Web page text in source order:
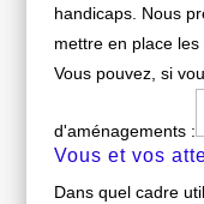
handicaps. Nous
mettre en place les
Vous pouvez, si
d'aménagements :
Vous et vos
Dans quel cadre